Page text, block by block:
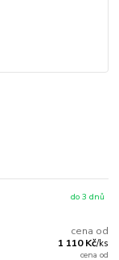
cena od
1 110 Kč/ks
cena od
do 3 dnů